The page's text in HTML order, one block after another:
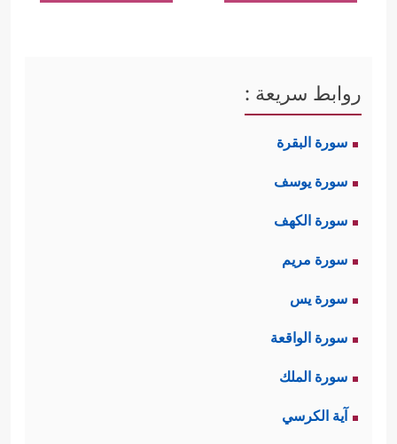
روابط سريعة :
سورة البقرة
سورة يوسف
سورة الكهف
سورة مريم
سورة يس
سورة الواقعة
سورة الملك
آية الكرسي